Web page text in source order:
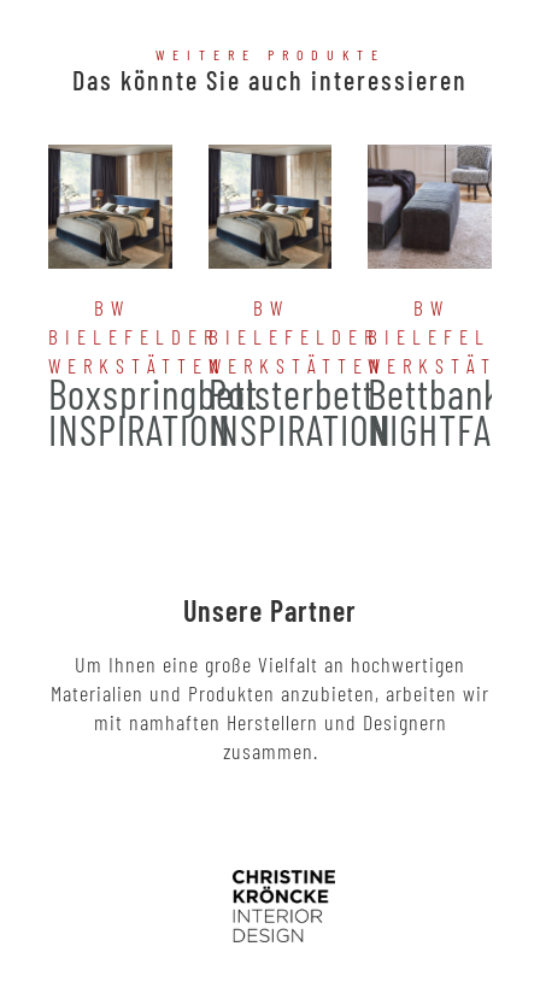
WEITERE PRODUKTE
Das könnte Sie auch interessieren
BW
BIELEFELDER
WERKSTÄTTEN
Boxspringbett
INSPIRATION
BW
BIELEFELDER
WERKSTÄTTEN
Polsterbett
INSPIRATION
BW
BIELEFELDER
Bettbank
NIGHTFALL
Unsere Partner
Um Ihnen eine große Vielfalt an hochwertigen
Materialien und Produkten anzubieten, arbeiten wir
mit namhaften Herstellern und Designern
zusammen.